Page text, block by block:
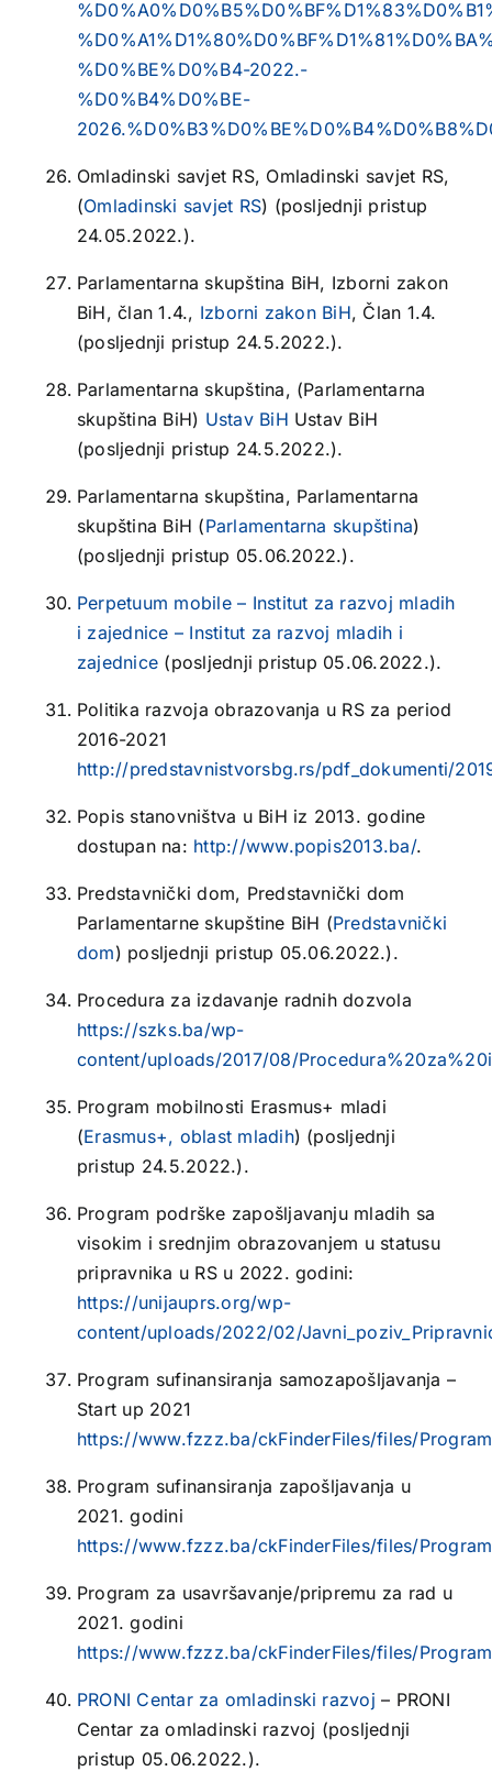
%D0%BE%D0%B4-2022.-
%D0%B4%D0%BE-
Omladinski savjet RS, Omladinski savjet RS,
(Omladinski savjet RS) (posljednji pristup
24.05.2022.).
Parlamentarna skupština BiH, Izborni zakon
BiH, član 1.4., Izborni zakon BiH, Član 1.4.
(posljednji pristup 24.5.2022.).
Parlamentarna skupština, (Parlamentarna
skupština BiH) Ustav BiH Ustav BiH
(posljednji pristup 24.5.2022.).
Parlamentarna skupština, Parlamentarna
skupština BiH (Parlamentarna skupština)
(posljednji pristup 05.06.2022.).
Perpetuum mobile – Institut za razvoj mladih
i zajednice – Institut za razvoj mladih i
zajednice (posljednji pristup 05.06.2022.).
Politika razvoja obrazovanja u RS za period
2016-2021
http://predstavnistvorsbg.rs/pdf_dokumenti/
Popis stanovništva u BiH iz 2013. godine
dostupan na: http://www.popis2013.ba/.
Predstavnički dom, Predstavnički dom
Parlamentarne skupštine BiH (Predstavnički
dom) posljednji pristup 05.06.2022.).
Procedura za izdavanje radnih dozvola
https://szks.ba/wp-
content/uploads/2017/08/
Program mobilnosti Erasmus+ mladi
(Erasmus+, oblast mladih) (posljednji
pristup 24.5.2022.).
Program podrške zapošljavanju mladih sa
visokim i srednjim obrazovanjem u statusu
pripravnika u RS u 2022. godini:
https://unijauprs.org/wp-
content/uploads/2022/02/
Program sufinansiranja samozapošljavanja –
Start up 2021
https://www.fzzz.ba/ckFinderFiles/files/
Program sufinansiranja zapošljavanja u
2021. godini
https://www.fzzz.ba/ckFinderFiles/files/
Program za usavršavanje/pripremu za rad u
2021. godini
https://www.fzzz.ba/ckFinderFiles/files/
PRONI Centar za omladinski razvoj – PRONI
Centar za omladinski razvoj (posljednji
pristup 05.06.2022.).